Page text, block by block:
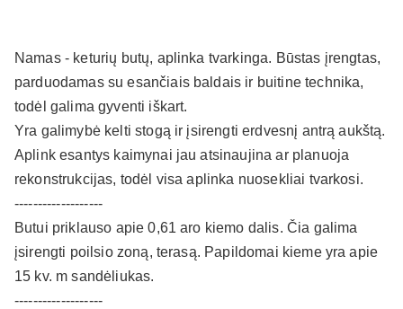
Namas - keturių butų, aplinka tvarkinga. Būstas įrengtas,
parduodamas su esančiais baldais ir buitine technika,
todėl galima gyventi iškart.
Yra galimybė kelti stogą ir įsirengti erdvesnį antrą aukštą.
Aplink esantys kaimynai jau atsinaujina ar planuoja
rekonstrukcijas, todėl visa aplinka nuosekliai tvarkosi.
-------------------
Butui priklauso apie 0,61 aro kiemo dalis. Čia galima
įsirengti poilsio zoną, terasą. Papildomai kieme yra apie
15 kv. m sandėliukas.
-------------------